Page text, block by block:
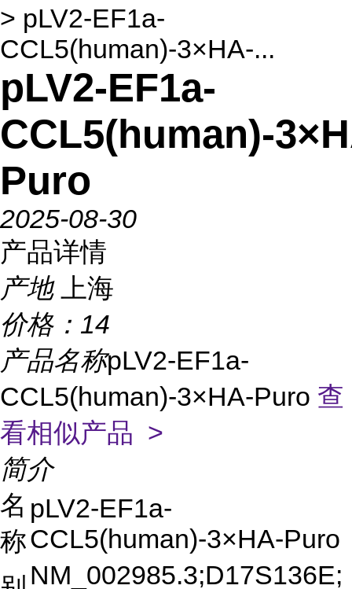
> pLV2-EF1a-
CCL5(human)-3×HA-...
pLV2-EF1a-
CCL5(human)-
Puro
2025-08-30
产品详情
产地
上海
价格： 14
产品名称pLV2-EF1a-
CCL5(human)-3×HA-Puro 查
看相似产品 >
简介
名
称
pLV2-EF1a-
CCL5(human)-3×HA-Puro
NM_002985.3;D17S136E;